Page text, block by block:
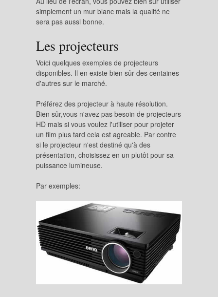
simplement un mur blanc mais la qualité ne
sera pas aussi bonne.
Les projecteurs
Voici quelques exemples de projecteurs
disponibles. Il en existe bien sûr des centaines
d'autres sur le marché.
Préférez des projecteur à haute résolution.
Bien sûr,vous n'avez pas besoin de projecteurs
HD mais si vous voulez l'utiliser pour projeter
un film plus tard cela est agreable. Par contre
si le projecteur n'est destiné qu'à des
présentation, choisissez en un plutôt pour sa
puissance lumineuse.
Par exemples: